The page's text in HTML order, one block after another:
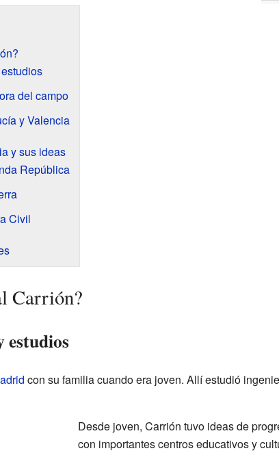
del campo
y Valencia
y sus ideas
República
Civil
Carrión?
estudios
con su familia cuando era joven. Allí estudió
Desde joven, Carrión tuvo ideas de
con importantes centros educativos y